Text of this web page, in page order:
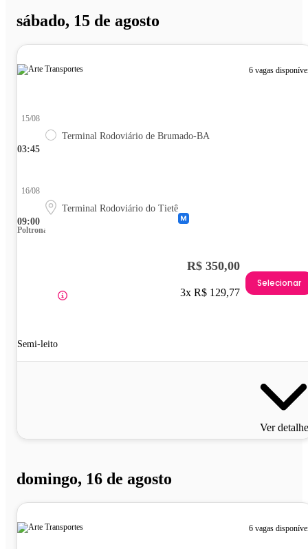
sábado, 15 de agosto
6 vagas
03:45
15/08
Terminal Rodoviário de Brumado-BA
09:00
16/08
Terminal Rodoviário do Tietê
Poltrona
Semi-leito
R$ 350,00
3x R$ 129,77
Selecionar
Ver
domingo, 16 de agosto
6 vagas